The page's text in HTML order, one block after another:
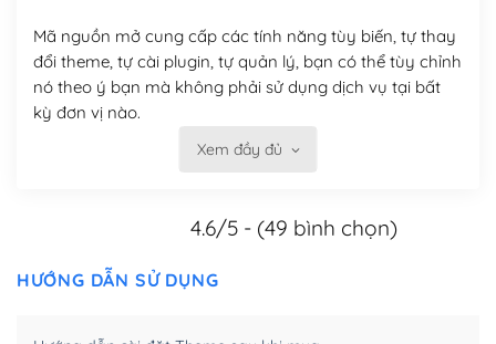
Mã nguồn mở cung cấp các tính năng tùy biến, tự thay
đổi theme, tự cài plugin, tự quản lý, bạn có thể tùy chỉnh
nó theo ý bạn mà không phải sử dụng dịch vụ tại bất
kỳ đơn vị nào.
Việc của bạn là đăng ký một tên miền và hosting để
Có thể tùy biến trên website WordPress
– Thân thiện với công cụ tìm kiếm
Xem đầy đủ
4.6/5 - (49 bình chọn)
HƯỚNG DẪN SỬ DỤNG